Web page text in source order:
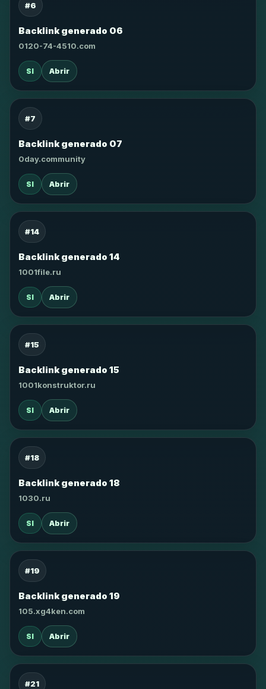
#6
Backlink generado 06
0120-74-4510.com
SI Abrir
#7
Backlink generado 07
0day.community
SI Abrir
#14
Backlink generado 14
1001file.ru
SI Abrir
#15
Backlink generado 15
1001konstruktor.ru
SI Abrir
#18
Backlink generado 18
1030.ru
SI Abrir
#19
Backlink generado 19
105.xg4ken.com
SI Abrir
#21